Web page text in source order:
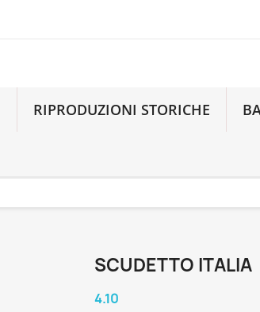
RIPRODUZIONI STORICHE
SCUDETTO ITALIA
4.10